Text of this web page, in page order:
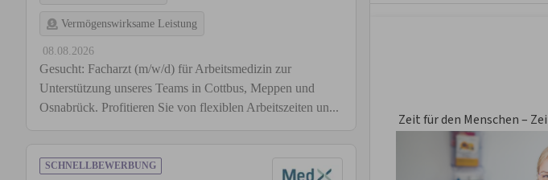
Vermögenswirksame Leistung
08.08.2026
Gesucht: Facharzt (m/w/d) für Arbeitsmedizin zur
Unterstützung unseres Teams in Cottbus, Meppen und
Osnabrück. Profitieren Sie von flexiblen Arbeitszeiten un...
SCHNELLBEWERBUNG